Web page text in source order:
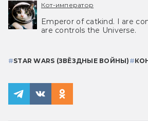
Кот-император
Emperor of catkind. I are
are controls the Universe.
#STAR WARS (ЗВЁЗДНЫЕ ВОЙНЫ) #